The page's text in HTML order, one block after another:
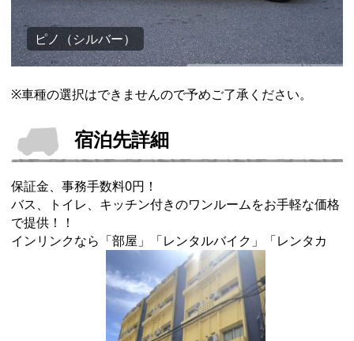
ピノ（ホワイト）
※車種の選択はできませんので予めご了承ください。
宿泊先詳細
保証金、事務手数料0円！
バス、トイレ、キッチン付きのワンルームをお手軽な価格
で提供！！
インリンクなら「部屋」「レンタルバイク」「レンタカ